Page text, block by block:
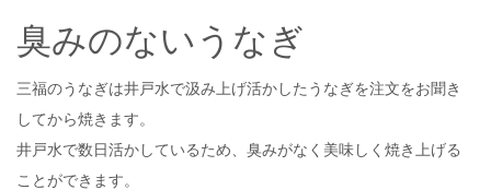
臭みのないうなぎ
三福のうなぎは井戸水で汲み上げ活かしたうなぎを注文をお聞き
してから焼きます。
井戸水で数日活かしているため、臭みがなく美味しく焼き上げる
ことができます 。